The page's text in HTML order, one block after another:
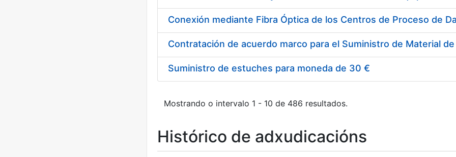
Suministro de estuches para moneda de 30 €
Mostrando o intervalo 1 - 10 de 486 resultados.
Histórico de adxudicacións